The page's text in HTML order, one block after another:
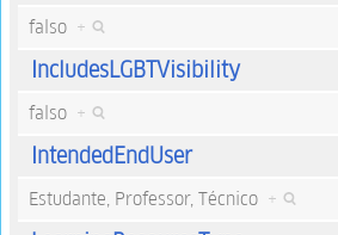
falso +
IncludesLGBTVisibility
falso +
IntendedEndUser
Estudante, Professor, Técnico +